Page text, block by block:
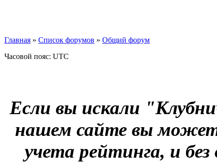
Главная » Список форумов » Общий форум
Часовой пояс: UTC
Если вы искали
нашем сайте вы
учета рейтинга, и